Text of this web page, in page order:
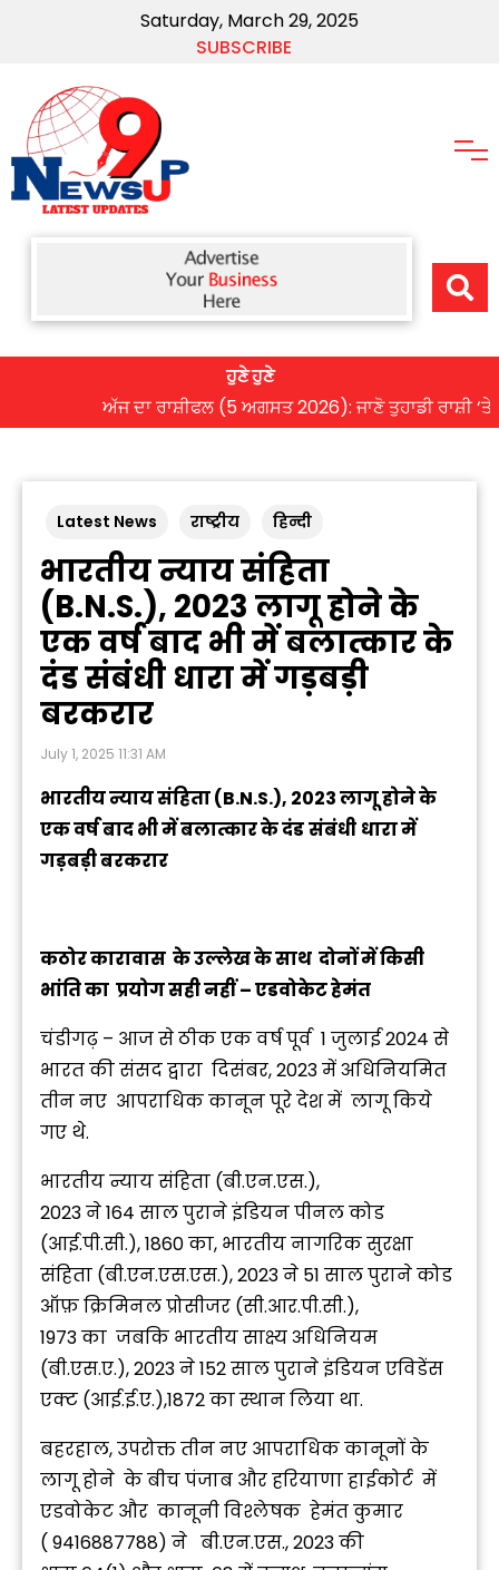
Saturday, March 29, 2025
SUBSCRIBE
ਹੁਣੇ ਹੁਣੇ
ਅੱਜ ਦਾ ਰਾਸ਼ੀਫਲ (5 ਅਗਸਤ 2026): ਜਾਣੋ ਤੁਹਾਡੀ ਰਾਸ਼ੀ ‘ਤੇ
Latest News राष्ट्रीय हिन्दी
भारतीय न्याय संहिता
(B.N.S.), 2023 लागू होने के
एक वर्ष बाद भी में बलात्कार के
दंड संबंधी धारा में गड़बड़ी
बरकरार
July 1, 2025 11:31 AM
भारतीय न्याय संहिता (B.N.S.), 2023 लागू होने के
एक वर्ष बाद भी मेंबलात्कारके दंडसंबंधी धारा में
गड़बड़ी बरकरार
कठोर कारावास के उल्लेख के साथ दोनों में किसी
भांति का प्रयोग सही नहीं– एडवोकेट हेमंत
चंडीगढ़ – आज से ठीक एक वर्ष पूर्व 1 जुलाई 2024 से
भारत की संसद द्वारा दिसंबर, 2023 में अधिनियमित
तीन नए आपराधिक कानून पूरे देश में लागू किये
गए थे.
भारतीय न्याय संहिता (बी.एन.एस.),
2023 ने 164 साल पुराने इंडियन पीनल कोड
(आई.पी.सी.), 1860 का, भारतीय नागरिक सुरक्षा
संहिता (बी.एन.एस.एस.), 2023 ने 51 साल पुराने कोड
ऑफ़ क्रिमिनल प्रोसीजर (सी.आर.पी.सी.),
1973 का जबकि भारतीय साक्ष्य अधिनियम
(बी.एस.ए.), 2023 ने 152 साल पुराने इंडियन एविडेंस
एक्ट (आई.ई.ए.),1872 का स्थान लिया था.
बहरहाल, उपरोक्त तीन नए आपराधिक कानूनों के
लागू होने के बीच पंजाब और हरियाणा हाईकोर्ट में
एडवोकेट और कानूनी विश्लेषक हेमंत कुमार
( 9416887788) ने बी.एन.एस., 2023 की